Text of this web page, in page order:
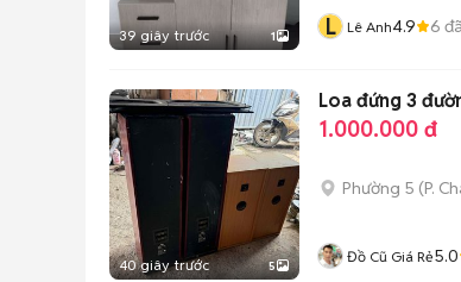
39 giây trước 1 L Lê Anh4.9 6
40 giây trước 5
Loa đứng 3
1.000.000 đ
Phường 5 (P.
Đồ Cũ Giá Rẻ5.0